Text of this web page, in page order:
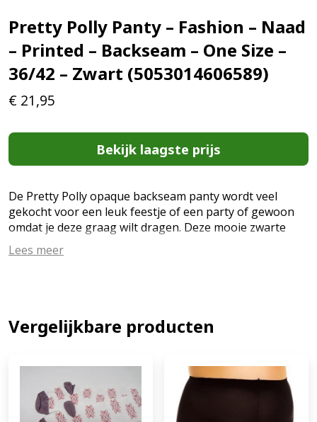
Pretty Polly Panty – Fashion – Naad
– Printed – Backseam – One Size –
36/42 – Zwart (5053014606589)
€ 21,95
Bekijk laagste prijs
De Pretty Polly opaque backseam panty wordt veel
gekocht voor een leuk feestje of een party of gewoon
omdat je deze graag wilt dragen. Deze mooie zwarte
panty heeft vanaf het bovenbeen tot aan de enkel een
mooie naad lopen van gouden/zilver kleurige kleine
Hygiëneproducten. Als de productverzegeling
verbroken is kan het artikel NIET geretourneerd
Lees meer
Vergelijkbare producten